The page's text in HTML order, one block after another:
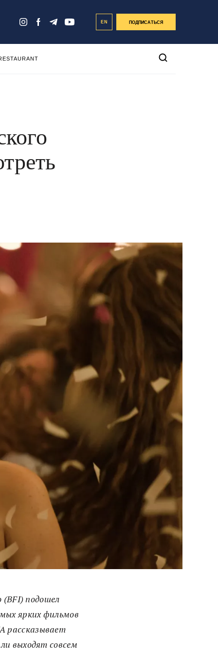
EN ПОДПИСАТЬСЯ
подошел
ярких фильмов
рассказывает
выходят совсем